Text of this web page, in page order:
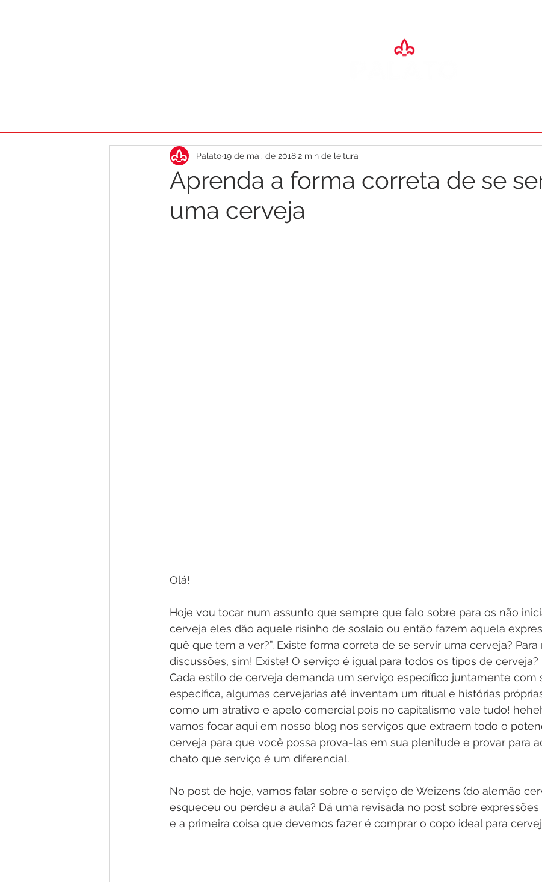
Aprenda a forma correta de se
uma cerveja
Palato19 de mai. de 20182 min de leitura
Olá!
Hoje vou tocar num assunto que sempre que falo sobre para os não
cerveja eles dão aquele risinho de soslaio ou então fazem aquela
quê que tem a ver?”. Existe forma correta de se servir uma cerveja? Para
discussões, sim! Existe! O serviço é igual para todos os tipos de cerveja?
Cada estilo de cerveja demanda um serviço específico juntamente com
específica, algumas cervejarias até inventam um ritual e histórias
como um atrativo e apelo comercial pois no capitalismo vale tudo!
vamos focar aqui em nosso blog nos serviços que extraem todo o
cerveja para que você possa prova-las em sua plenitude e provar para
chato que serviço é um diferencial.
No post de hoje, vamos falar sobre o serviço de Weizens (do alemão
esqueceu ou perdeu a aula? Dá uma revisada no post sobre expressões
e a primeira coisa que devemos fazer é comprar o copo ideal para